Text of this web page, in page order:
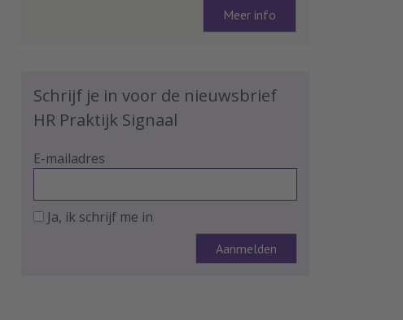
Meer info
Schrijf je in voor de nieuwsbrief
HR Praktijk Signaal
E-mailadres
Ja, ik schrijf me in